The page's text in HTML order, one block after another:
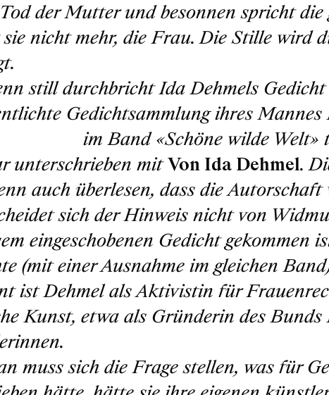
der Mutter und besonnen spricht
nicht mehr, die Frau. Die Stille wird
still durchbricht Ida Dehmels Gedicht
Gedichtsammlung ihres Mannes
im Band «Schöne wilde Welt»
unterschrieben mitVon Ida Dehmel.
auch überlesen, dass die Autorschaft
sich der Hinweis nicht von
eingeschobenen Gedicht gekommen
(mit einer Ausnahme im gleichen
ist Dehmel als Aktivistin für
Kunst, etwa als Gründerin des Bunds
muss sich die Frage stellen, was für